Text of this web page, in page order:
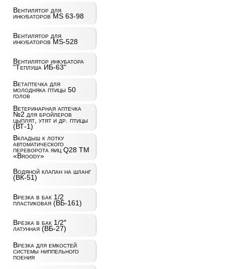
Вентилятор для
инкубаторов MS 63-98
Вентилятор для
инкубаторов MS-528
Вентилятор инкубатора
"Теплуша ИБ-63"
Ветаптечка для
молодняка птицы 50
голов
Ветеринарная аптечка
№2 для бройлеров
цыплят, утят и др. птицы
(ВТ-1)
Вкладыш к лотку
автоматического
переворота яиц Q28 ТМ
«Broody»
Водяной клапан на шланг
(ВК-51)
Врезка в бак 1/2
пластиковая (ВБ-161)
Врезка в бак 1/2″
латунная (ВБ-27)
Врезка для емкостей
системы ниппельного
поения